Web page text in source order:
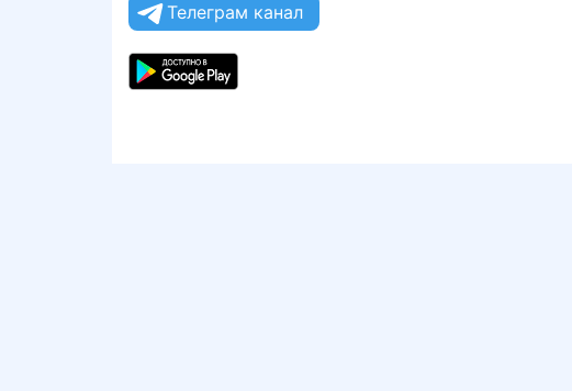
Телеграм канал